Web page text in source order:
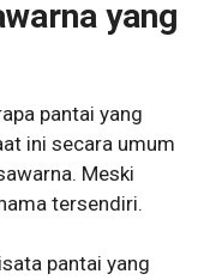
yang
pantai yang
ini secara umum
Meski
tersendiri.
pantai yang